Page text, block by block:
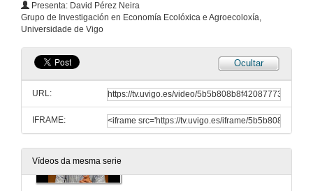
Presenta: David Pérez Neira
Grupo de Investigación en Economía Ecolóxica e Agroecoloxía,
Universidade de Vigo
Ocultar
URL:
IFRAME:
Vídeos da mesma serie
Labregos Daiquí S. Coop. Galega.
21 de xuño de 2012